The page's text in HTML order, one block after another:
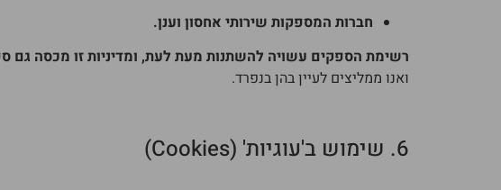
חברות המספקות שירותי אחסון וענן.
רשימת הספקים עשויה להשתנות מעת לעת, ומדיניות זו מכסה גם
ואנו ממליצים לעיין בהן בנפרד.
6. שימוש ב'עוגיות' (Cookies)